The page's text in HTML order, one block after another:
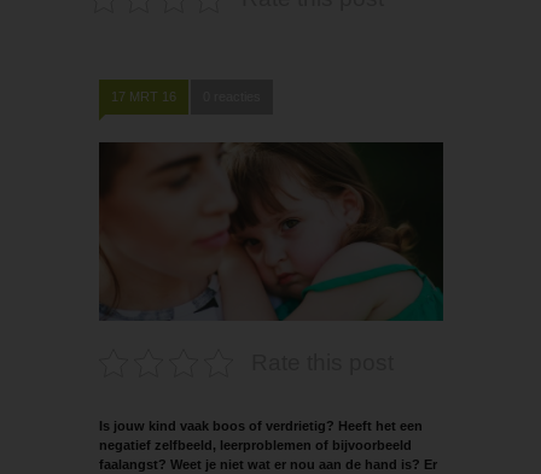
17 MRT 16
Is jouw kind vaak boos of verdrietig? Heeft het een
negatief zelfbeeld, leerproblemen of bijvoorbeeld
faalangst? Weet je niet wat er nou aan de hand is? Er